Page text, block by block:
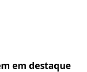
em destaque